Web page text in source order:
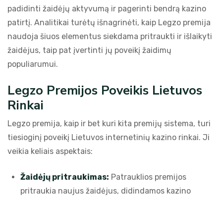
padidinti žaidėjų aktyvumą ir pagerinti bendrą kazino
patirtį. Analitikai turėtų išnagrinėti, kaip Legzo premija
naudoja šiuos elementus siekdama pritraukti ir išlaikyti
žaidėjus, taip pat įvertinti jų poveikį žaidimų
populiarumui.
Legzo Premijos Poveikis Lietuvos
Rinkai
Legzo premija, kaip ir bet kuri kita premijų sistema, turi
tiesioginį poveikį Lietuvos internetinių kazino rinkai. Ji
veikia keliais aspektais:
Žaidėjų pritraukimas: Patrauklios premijos
pritraukia naujus žaidėjus, didindamos kazino